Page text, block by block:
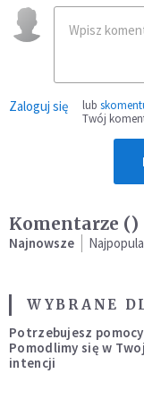
Zaloguj się lub
Twój
Komentarze ()
Najnowsze
WYBRANE
Potrzebujesz
Pomodlimy się w
intencji